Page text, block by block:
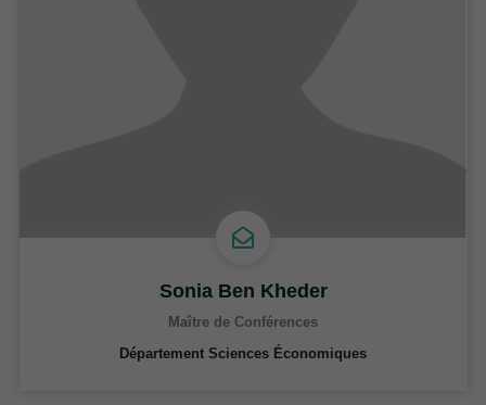
Sonia Ben Kheder
Maître de Conférences
Département Sciences Économiques